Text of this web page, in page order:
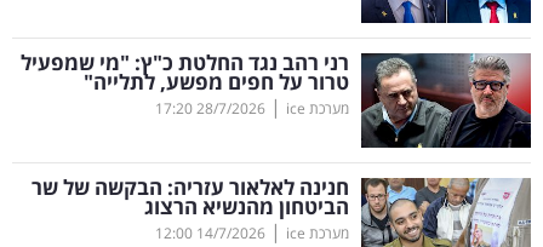
ספורט
קריירה
ולימודים
מינויים
רייטינג
רני רהב נגד החלטת כ"ץ: "מי שמפעיל
טרור על חפים מפשע, לתלייה"
מערכת ice |
28/7/2026
17:20
חנינה לאלאור עזריה: הבקשה של שר
הביטחון מהנשיא הרצוג
מערכת ice |
14/7/2026
12:00